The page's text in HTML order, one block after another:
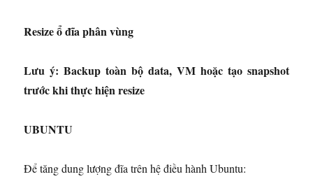
Resize ổ đĩa phân vùng
Lưu ý: Backup toàn bộ data, VM hoặc tạo snapshot
trước khi thực hiện resize
UBUNTU
Để tăng dung lượng đĩa trên hệ điều hành Ubuntu: